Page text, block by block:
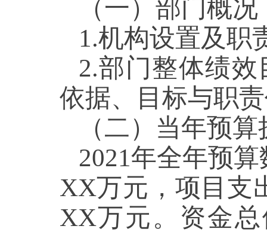
（一）部门概况
1.机构设置及职
2.部门整体绩
依据、目标与职
（二）当年预
2021年全年预
XX万元，项目支
XX万元。资金